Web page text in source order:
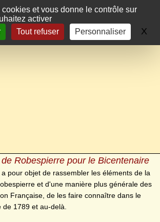
cookieset vous donne le contrôle sur
activer
Tout refuser Personnaliser X
Robespierre pour le Bicentenaire
a pour objet de rassembler les éléments de la
et d'une manière plus générale des
Française, de les faire connaître dans le
1789 et au-delà.